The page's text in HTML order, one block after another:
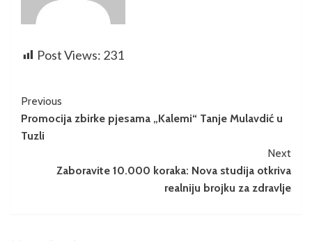
Post Views: 231
Previous
Promocija zbirke pjesama „Kalemi“ Tanje Mulavdić u
Tuzli
Next
Zaboravite 10.000 koraka: Nova studija otkriva
realniju brojku za zdravlje